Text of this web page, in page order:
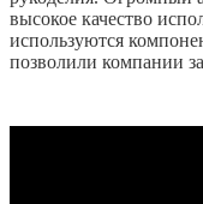
высокое качество
используются
позволили компании